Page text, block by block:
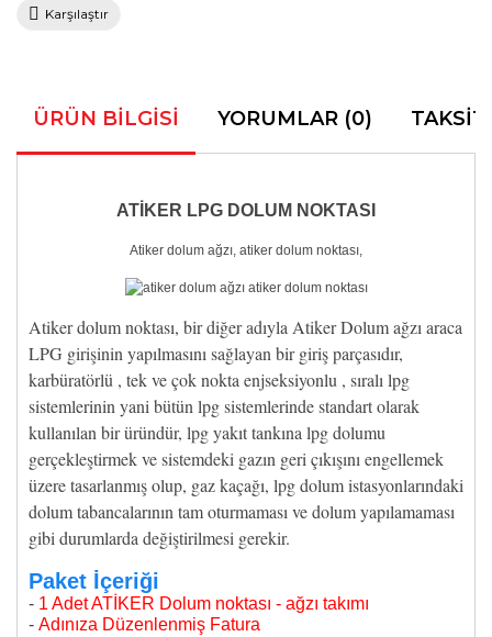
Karşılaştır
ÜRÜN BILGISI YORUMLAR (0) TAKSIT
ATİKER LPG DOLUM NOKTASI
Atiker dolum ağzı, atiker dolum noktası,
Atiker dolum noktası, bir diğer adıyla Atiker Dolum ağzı araca
LPG girişinin yapılmasını sağlayan bir giriş parçasıdır,
karbüratörlü , tek ve çok nokta enjseksiyonlu , sıralı lpg
sistemlerinin yani bütün lpg sistemlerinde standart olarak
kullanılan bir üründür, lpg yakıt tankına lpg dolumu
gerçekleştirmek ve sistemdeki gazın geri çıkışını engellemek
üzere tasarlanmış olup, gaz kaçağı, lpg dolum istasyonlarındaki
dolum tabancalarının tam oturmaması ve dolum yapılamaması
gibi durumlarda değiştirilmesi gerekir.
Paket İçeriği
- 1 Adet ATİKER Dolum noktası - ağzı takımı
- Adınıza Düzenlenmiş Fatura